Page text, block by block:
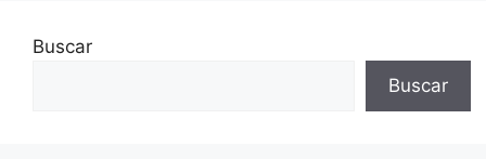
Buscar
Buscar